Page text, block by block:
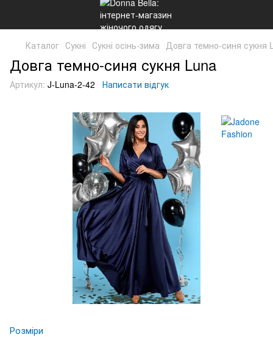
Каталог Сукні Сукні осінь-зима Довга темно-синя сукня
Довга темно-синя сукня Luna
Артикул: J-Luna-2-42 Написати відгук
Розміри